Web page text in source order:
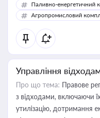
Паливно-енергетичний
Агропромисловий
Управління
Про що тема: Правове
з відходами, включаючи
утилізацію, дотримання